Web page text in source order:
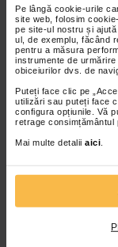
Pe lângă cookie-urile
site web, folosim
pe site-ul nostru și
ul, de exemplu, făcând
pentru a măsura
instrumente de
obiceiurilor dvs. de
Puteți face clic pe
utilizări sau puteți face
configura opțiunile. Vă
retrage consimțământul
Mai multe detalii aici
Amortizor din